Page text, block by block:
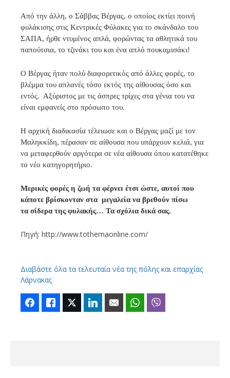
Από την άλλη, ο Σάββας Βέργας, ο οποίος εκτίει ποινή
φυλάκισης στις Κεντρικές Φύλακες για το σκάνδαλο του
ΣΑΠΑ, ήρθε ντυμένος απλά, φορώντας τα αθλητικά του
παπούτσια, το τζινάκι του και ένα απλό πουκαμισάκι!
Ο Βέργας ήταν πολύ διαφορετικός από άλλες φορές, το
βλέμμα του απλανές τόσο εκτός της αίθουσας όσο και
εντός. Αξύριστος με τις άσπρες τρίχες στα γένια του να
είναι εμφανείς στο πρόσωπο του.
Η αρχική διαδικασία τέλειωσε και ο Βέργας μαζί με τον
Μαληκκίδη, πέρασαν σε αίθουσα που υπάρχουν κελιά, για
να μεταφερθούν αργότερα σε νέα αίθουσα όπου κατατέθηκε
το νέο κατηγορητήριο.
Μερικές φορές η ζωή τα φέρνει έτσι ώστε, αυτοί που
κάποτε βρίσκονταν στα μεγαλεία να βρεθούν πίσω
τα σίδερα της φυλακής… Τα σχόλια δικά σας.
Πηγή: http://www.tothemaonline.com/
Διαβάστε όλα τα τελευταία νέα της πόλης και επαρχίας
Λάρνακας
FacebookLike Twitter LinkedIn Email WhatsApp